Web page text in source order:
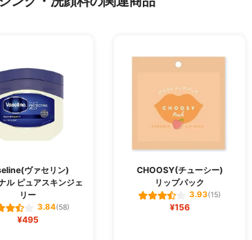
ヴァセリン)
ル ピュアスキンジェ
リー
3.84(58)
¥495
CHOOSY(チューシー)
リップパック
3.93(15)
¥156